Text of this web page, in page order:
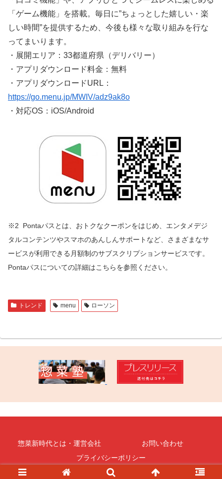
「ゲーム機能」を搭載。毎日に”ちょっとした嬉しい・楽
しい時間”を提供するため、今後も様々な取り組みを行な
ってまいります。
・展開エリア：33都道府県（デリバリー）
・アプリダウンロード料金：無料
・アプリダウンロードURL：
https://go.menu.jp/MWIV/adz9ak8o
・対応OS：iOS/Android
※2 Pontaパスとは、おトクなクーポンをはじめ、エンタメデジ
タルコンテンツやスマホのあんしんサポートなど、さまざまなサ
ービスが利用できる月額制のサブスクリプションサービスです。
Pontaパスについての詳細はこちらを参照ください。
トレンド menu ローソン
惣菜新時代とは・運営会社
お問い合わせ
プライバシーポリシー
© 2023 惣菜・デリ通信.